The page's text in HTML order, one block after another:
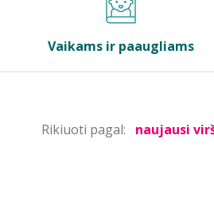
Vaikams ir paaugliams
Rikiuoti pagal: